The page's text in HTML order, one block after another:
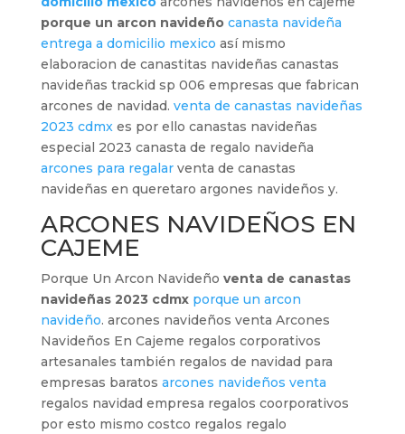
porque un arcon navideño canasta navideña
entrega a domicilio mexico así mismo
elaboracion de canastitas navideñas canastas
navideñas trackid sp 006 empresas que fabrican
arcones de navidad. venta de canastas navideñas
2023 cdmxes por ello canastas navideñas
especial 2023 canasta de regalo navideña
arcones para regalarventa de canastas
navideñas en queretaro argones navideños y.
ARCONES NAVIDEÑOS EN
CAJEME
Porque Un Arcon Navideño venta de canastas
navideñas 2023 cdmx porque un arcon
navideño. arcones navideños venta Arcones
Navideños En Cajeme regalos corporativos
artesanales también regalos de navidad para
empresas baratos arcones navideños venta
regalos navidad empresa regalos coorporativos
por esto mismo costco regalos regalo